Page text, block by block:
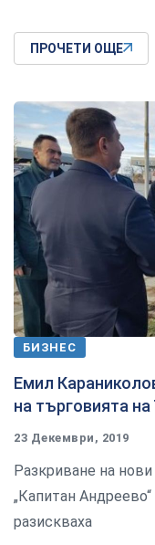
ПРОЧЕТИ ОЩЕ
БИЗНЕС
Емил
на търговията на
23 Декември, 2019
Разкриване на
„Капитан
разискваха